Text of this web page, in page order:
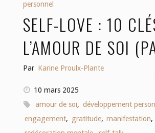
personnel
SELF-LOVE : 10
L’AMOUR DE SOI
Par Karine Proulx-Plante
10 mars 2025
amour de soi, développement
engagement, gratitude, manifestation,